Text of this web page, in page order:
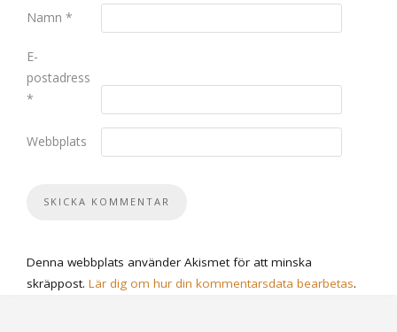
Namn *
E-
postadress
*
Webbplats
Denna webbplats använder Akismet för att minska
skräppost. Lär dig om hur din kommentarsdata bearbetas.